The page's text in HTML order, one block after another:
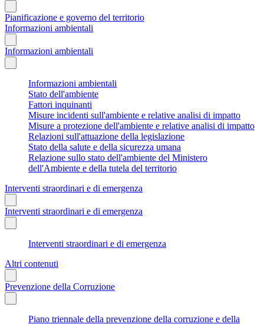
Pianificazione e governo del territorio
Informazioni ambientali
Informazioni ambientali
Informazioni ambientali
Stato dell'ambiente
Fattori inquinanti
Misure incidenti sull'ambiente e relative analisi di impatto
Misure a protezione dell'ambiente e relative analisi di impatto
Relazioni sull'attuazione della legislazione
Stato della salute e della sicurezza umana
Relazione sullo stato dell'ambiente del Ministero
dell'Ambiente e della tutela del territorio
Interventi straordinari e di emergenza
Interventi straordinari e di emergenza
Interventi straordinari e di emergenza
Altri contenuti
Prevenzione della Corruzione
Piano triennale della prevenzione della corruzione e della